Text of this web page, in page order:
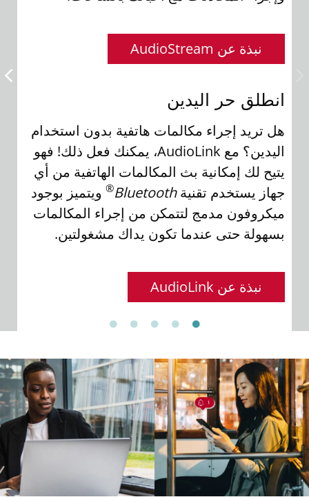
نبذة عن AudioStream
انطلق حر اليدين
هل تريد إجراء مكالمات هاتفية بدون استخدام
اليدين؟ مع AudioLink، يمكنك فعل ذلك! فهو
يتيح لك إمكانية بث المكالمات الهاتفية من أي
جهاز يستخدم تقنيةBluetooth
®ويتميز بوجود
ميكروفون مدمج لتتمكن من إجراء المكالمات
بسهولة حتى عندما تكون يداك مشغولتين.
نبذة عن AudioLink